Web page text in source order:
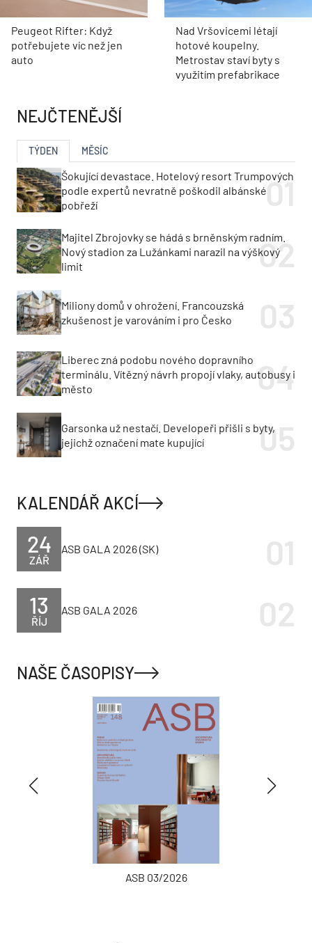
Peugeot Rifter: Když
potřebujete víc než jen
auto
Nad Vršovicemi létají
hotové koupelny.
Metrostav staví byty s
využitím prefabrikace
NEJČTENĚJŠÍ
TÝDEN MĚSÍC
Šokující devastace. Hotelový resort Trumpových
podle expertů nevratně poškodil albánské
pobřeží
Majitel Zbrojovky se hádá s brněnským radním.
Nový stadion za Lužánkami narazil na výškový
limit
Miliony domů v ohrožení. Francouzská
zkušenost je varováním i pro Česko
Liberec zná podobu nového dopravního
terminálu. Vítězný návrh propojí vlaky, autobusy i
město
Garsonka už nestačí. Developeři přišli s byty,
jejichž označení mate kupující
KALENDÁŘ AKCÍ
ZÁŘ
24 ASB GALA 2026 (SK)
ŘÍJ
13 ASB GALA 2026
NAŠE ČASOPISY
ASB 03/2026